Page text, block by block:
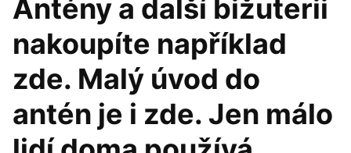
Antény a další bižuterii
nakoupíte například
zde. Malý úvod do
antén je i zde. Jen málo